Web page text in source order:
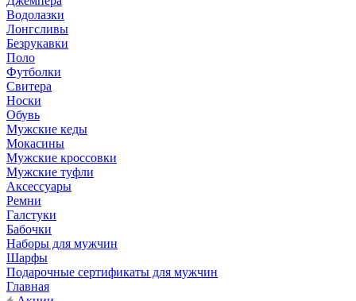
Водолазки
Лонгсливы
Безрукавки
Поло
Футболки
Свитера
Носки
Обувь
Мужские кеды
Мокасины
Мужские кроссовки
Мужские туфли
Аксессуары
Ремни
Галстуки
Бабочки
Наборы для мужчин
Шарфы
Подарочные сертификаты для мужчин
Главная